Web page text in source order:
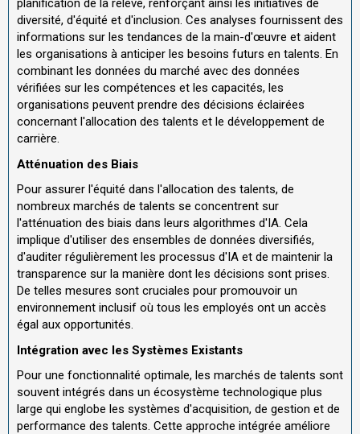
planification de la relève, renforçant ainsi les initiatives de
diversité, d'équité et d'inclusion. Ces analyses fournissent des
informations sur les tendances de la main-d'œuvre et aident
les organisations à anticiper les besoins futurs en talents. En
combinant les données du marché avec des données
vérifiées sur les compétences et les capacités, les
organisations peuvent prendre des décisions éclairées
concernant l'allocation des talents et le développement de
carrière.
Atténuation des Biais
Pour assurer l'équité dans l'allocation des talents, de
nombreux marchés de talents se concentrent sur
l'atténuation des biais dans leurs algorithmes d'IA. Cela
implique d'utiliser des ensembles de données diversifiés,
d'auditer régulièrement les processus d'IA et de maintenir la
transparence sur la manière dont les décisions sont prises.
De telles mesures sont cruciales pour promouvoir un
environnement inclusif où tous les employés ont un accès
égal aux opportunités.
Intégration avec les Systèmes Existants
Pour une fonctionnalité optimale, les marchés de talents sont
souvent intégrés dans un écosystème technologique plus
large qui englobe les systèmes d'acquisition, de gestion et de
performance des talents. Cette approche intégrée améliore